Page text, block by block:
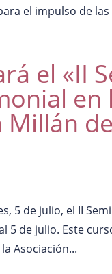
el impulso de las
el «II
en
5 de julio, el II
5 de julio. Este
Asociación...